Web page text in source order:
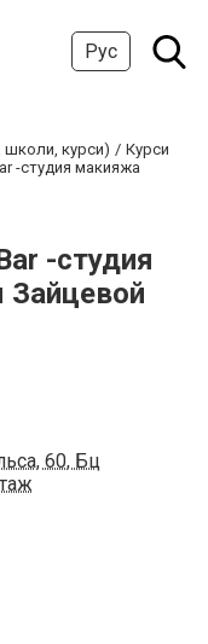
Рус
школи, курси)
Курси
-студия макияжа
-студия
60, Бц